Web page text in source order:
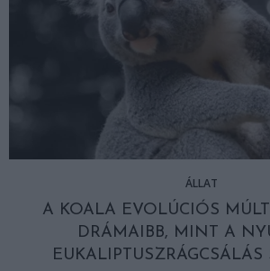
ÁLLAT
A KOALA EVOLÚCIÓS
DRÁMAIBB, MINT A
EUKALIPTUSZRÁGCSÁLÁS